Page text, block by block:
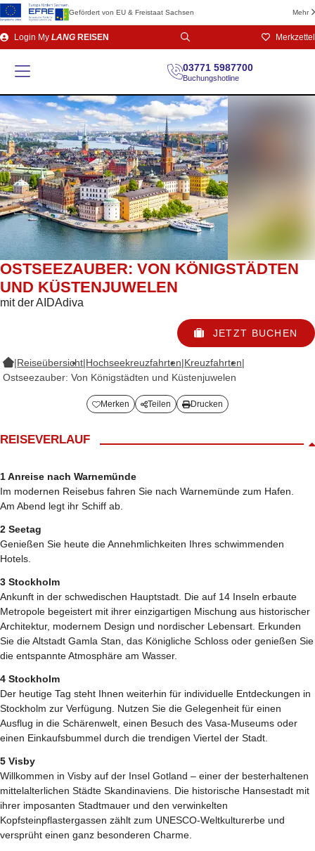
Gefördert von EU & Freistaat Sachsen Mehr
Direkt
zum
Login My LANG REISEN Merkzettel
03771 5987700
Buchungshotline
OSTSEEZAUBER: VON KÖNIGSTÄDTEN
UND KÜSTENJUWELEN
mit der AIDAdiva
JETZT BUCHEN
|Reiseübersicht|Hochseekreuzfahrten|Kreuzfahrten|
Ostseezauber: Von Königstädten und Küstenjuwelen
Merken Teilen Drucken
REISEVERLAUF
1 Anreise nach Warnemünde
Im modernen Reisebus fahren Sie nach Warnemünde zum Hafen.
Am Abend legt ihr Schiff ab.
2 Seetag
Genießen Sie heute die Annehmlichkeiten Ihres schwimmenden
Hotels.
3 Stockholm
Ankunft in der schwedischen Hauptstadt. Die auf 14 Inseln erbaute
Metropole begeistert mit ihrer einzigartigen Mischung aus historischer
Architektur, modernem Design und nordischer Lebensart. Erkunden
Sie die Altstadt Gamla Stan, das Königliche Schloss oder genießen Sie
die entspannte Atmosphäre am Wasser.
4 Stockholm
Der heutige Tag steht Ihnen weiterhin für individuelle Entdeckungen in
Stockholm zur Verfügung. Nutzen Sie die Gelegenheit für einen
Ausflug in die Schärenwelt, einen Besuch des Vasa-Museums oder
einen Einkaufsbummel durch die trendigen Viertel der Stadt.
5 Visby
Willkommen in Visby auf der Insel Gotland – einer der besterhaltenen
mittelalterlichen Städte Skandinaviens. Die historische Hansestadt mit
ihrer imposanten Stadtmauer und den verwinkelten
Kopfsteinpflastergassen zählt zum UNESCO-Weltkulturerbe und
versprüht einen ganz besonderen Charme.